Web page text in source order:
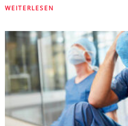
WEITERLESEN